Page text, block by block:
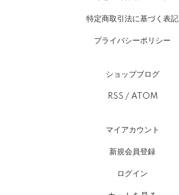
特定商取引法に基づく表記
プライバシーポリシー
ショップブログ
RSS / ATOM
マイアカウント
新規会員登録
ログイン